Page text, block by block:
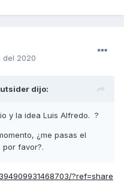
del 2020
dijo:
y la idea Luis Alfredo. ?
¿me pasas el
favor?.
?ref=share